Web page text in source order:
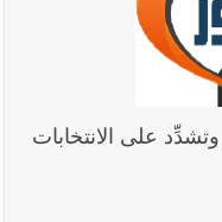
السابق أشرف دبور:
السلطة
اليونيفيل .. مسؤول غربي
على الانتخابات